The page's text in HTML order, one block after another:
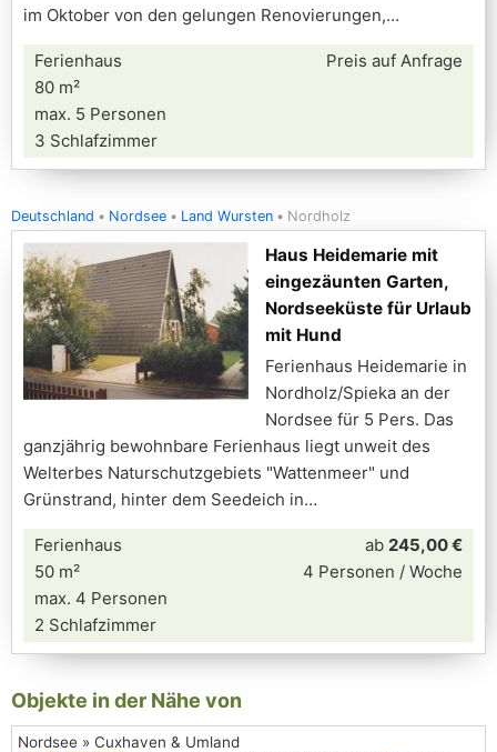
im Oktober von den gelungen Renovierungen,
Ferienhaus
80 m²
max. 5 Personen
3 Schlafzimmer
Preis auf Anfrage
Deutschland Nordsee Land Wursten Nordholz
Haus Heidemarie mit
eingezäunten Garten,
Nordseeküste für Urlaub
mit Hund
Ferienhaus Heidemarie in
Nordholz/Spieka an der
Nordsee für 5 Pers. Das
ganzjährig bewohnbare Ferienhaus liegt unweit des
Welterbes Naturschutzgebiets "Wattenmeer" und
Grünstrand, hinter dem Seedeich in
Ferienhaus
50 m²
max. 4 Personen
2 Schlafzimmer
ab 245,00 €
4 Personen / Woche
Objekte in der Nähe von
Nordsee » Cuxhaven & Umland